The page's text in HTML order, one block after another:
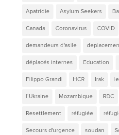
Apatridie Asylum Seekers
Canada Coronavirus COVID
demandeurs d'asile
déplacés internes Education
Filippo Grandi HCR Irak
l’Ukraine Mozambique RDC
Resettlement réfugiée
Secours d'urgence soudan